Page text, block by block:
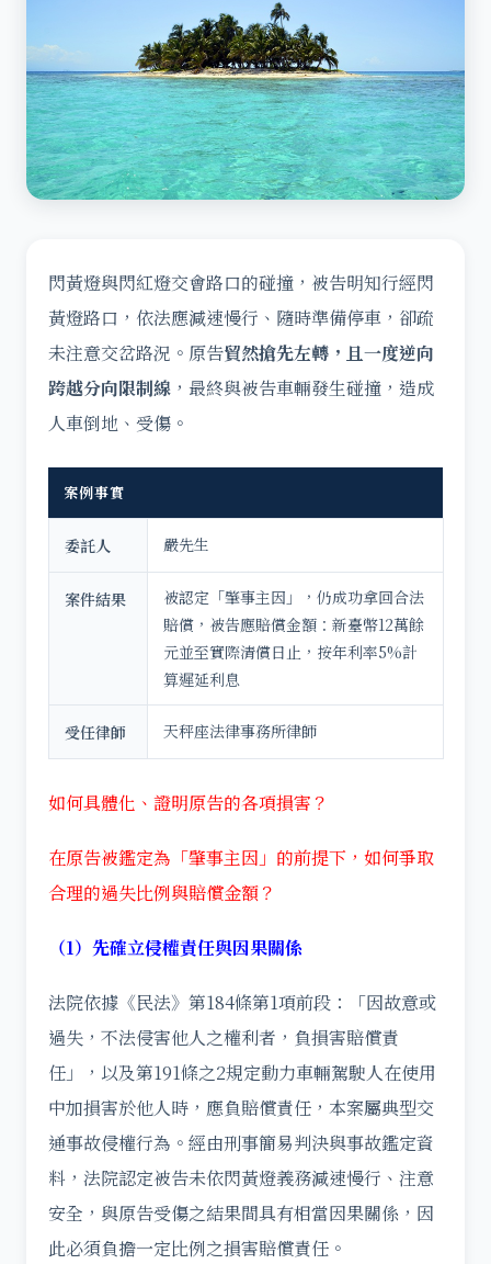
閃黃燈與閃紅燈交會路口的碰撞，被告明知行經閃
黃燈路口，依法應減速慢行、隨時準備停車，卻疏
未注意交岔路況。原告貿然搶先左轉，且一度逆向
跨越分向限制線 ，最終與被告車輛發生碰撞，造成
人車倒地、受傷。
案例事實
委託人 嚴先生
案件結果
被認定「肇事主因」，仍成功拿回合法
賠償，被告應賠償金額：新臺幣12萬餘
元並至實際清償日止，按年利率5%計
算遲延利息
受任律師 天秤座法律事務所律師
如何具體化、證明原告的各項損害？
在原告被鑑定為「肇事主因」的前提下，如何爭取
合理的過失比例與賠償金額？
（1）先確立侵權責任與因果關係
法院依據《民法》第184條第1項前段：「因故意或
過失，不法侵害他人之權利者，負損害賠償責
任」，以及第191條之2規定動力車輛駕駛人在使用
中加損害於他人時，應負賠償責任，本案屬典型交
通事故侵權行為。經由刑事簡易判決與事故鑑定資
料，法院認定被告未依閃黃燈義務減速慢行、注意
安全，與原告受傷之結果間具有相當因果關係，因
此必須負擔一定比例之損害賠償責任。